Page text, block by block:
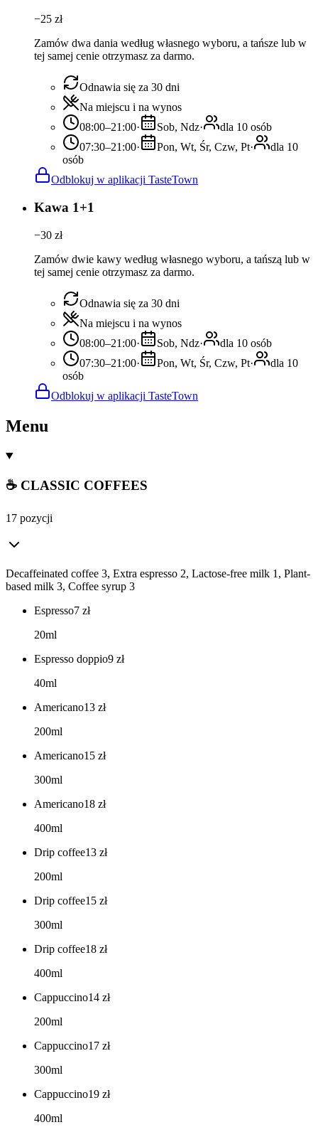
−25 zł
Zamów dwa dania według własnego wyboru, a tańsze lub w
tej samej cenie otrzymasz za darmo.
Odnawia się za 30 dni
Na miejscu i na wynos
08:00–21:00· Sob, Ndz·
dla 10 osób
07:30–21:00· Pon, Wt, Śr, Czw, Pt·
dla 10
osób
Odblokuj w aplikacji TasteTown
Kawa 1+1
−30 zł
Zamów dwie kawy według własnego wyboru, a tańszą lub w
tej samej cenie otrzymasz za darmo.
Odnawia się za 30 dni
Na miejscu i na wynos
08:00–21:00· Sob, Ndz·
dla 10 osób
07:30–21:00· Pon, Wt, Śr, Czw, Pt·
dla 10
osób
Odblokuj w aplikacji TasteTown
Menu
☕ CLASSIC COFFEES
17 pozycji
Decaffeinated coffee 3, Extra espresso 2, Lactose-free milk 1, Plant-
based milk 3, Coffee syrup 3
Espresso7 zł
20ml
Espresso doppio9 zł
40ml
Americano13 zł
200ml
Americano15 zł
300ml
Americano18 zł
400ml
Drip coffee13 zł
200ml
Drip coffee15 zł
300ml
Drip coffee18 zł
400ml
Cappuccino14 zł
200ml
Cappuccino17 zł
300ml
Cappuccino19 zł
400ml